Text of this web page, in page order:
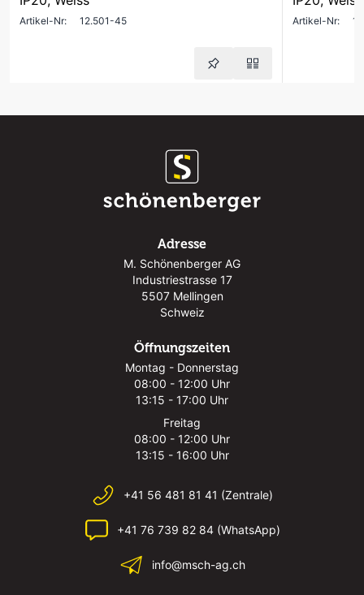
Artikel-Nr: 12.501-45 Artikel-Nr:
Adresse
M. Schönenberger AG
Industriestrasse 17
5507 Mellingen
Schweiz
Öffnungszeiten
Montag - Donnerstag
08:00 - 12:00 Uhr
13:15 - 17:00 Uhr
Freitag
08:00 - 12:00 Uhr
13:15 - 16:00 Uhr
+41 56 481 81 41 (Zentrale)
+41 76 739 82 84 (WhatsApp)
info@msch-ag.ch